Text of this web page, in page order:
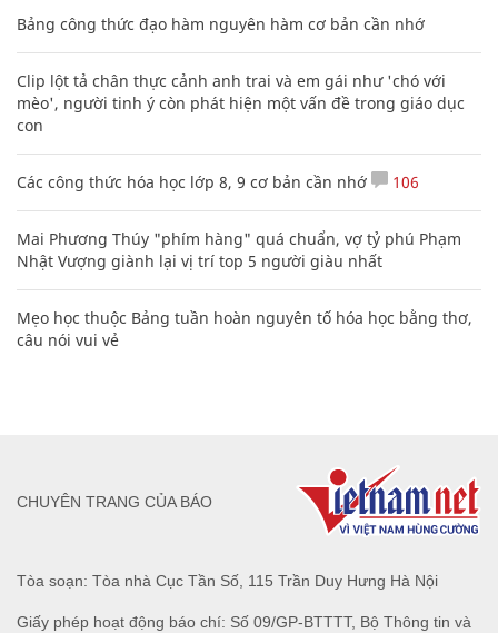
Bảng công thức đạo hàm nguyên hàm cơ bản cần nhớ
Clip lột tả chân thực cảnh anh trai và em gái như 'chó với
mèo', người tinh ý còn phát hiện một vấn đề trong giáo dục
con
Các công thức hóa học lớp 8, 9 cơ bản cần nhớ 106
Mai Phương Thúy "phím hàng" quá chuẩn, vợ tỷ phú Phạm
Nhật Vượng giành lại vị trí top 5 người giàu nhất
Mẹo học thuộc Bảng tuần hoàn nguyên tố hóa học bằng thơ,
câu nói vui vẻ
Tòa soạn: Tòa nhà Cục Tần Số, 115 Trần Duy Hưng Hà Nội
Giấy phép hoạt động báo chí: Số 09/GP-BTTTT, Bộ Thông tin và
CHUYÊN TRANG CỦA BÁO